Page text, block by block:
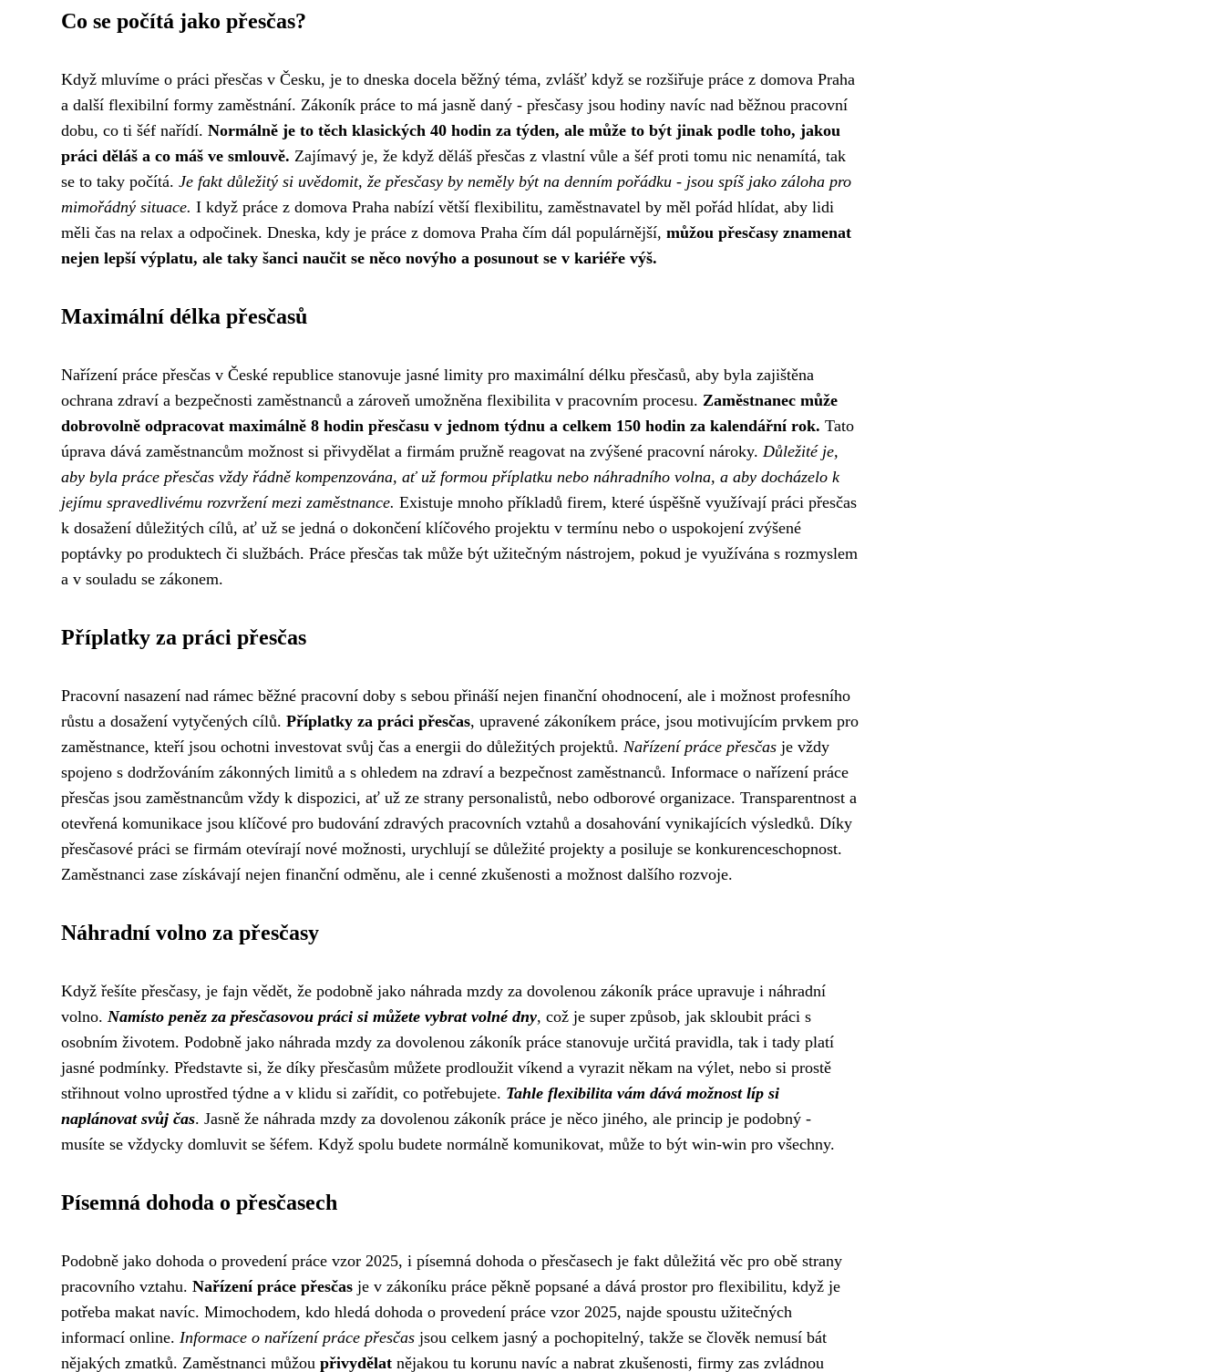
Co se počítá jako přesčas?
Když mluvíme o práci přesčas v Česku, je to dneska docela běžný téma, zvlášť když se rozšiřuje práce z domova Praha
a další flexibilní formy zaměstnání. Zákoník práce to má jasně daný - přesčasy jsou hodiny navíc nad běžnou pracovní
dobu, co ti šéf nařídí. Normálně je to těch klasických 40 hodin za týden, ale může to být jinak podle toho, jakou
práci děláš a co máš ve smlouvě. Zajímavý je, že když děláš přesčas z vlastní vůle a šéf proti tomu nic nenamítá, tak
se to taky počítá. Je fakt důležitý si uvědomit, že přesčasy by neměly být na denním pořádku - jsou spíš jako záloha pro
mimořádný situace. I když práce z domova Praha nabízí větší flexibilitu, zaměstnavatel by měl pořád hlídat, aby lidi
měli čas na relax a odpočinek. Dneska, kdy je práce z domova Praha čím dál populárnější, můžou přesčasy znamenat
nejen lepší výplatu, ale taky šanci naučit se něco novýho a posunout se v kariéře výš.
Maximální délka přesčasů
Nařízení práce přesčas v České republice stanovuje jasné limity pro maximální délku přesčasů, aby byla zajištěna
ochrana zdraví a bezpečnosti zaměstnanců a zároveň umožněna flexibilita v pracovním procesu. Zaměstnanec může
dobrovolně odpracovat maximálně 8 hodin přesčasu v jednom týdnu a celkem 150 hodin za kalendářní rok. Tato
úprava dává zaměstnancům možnost si přivydělat a firmám pružně reagovat na zvýšené pracovní nároky. Důležité je,
aby byla práce přesčas vždy řádně kompenzována, ať už formou příplatku nebo náhradního volna, a aby docházelo k
jejímu spravedlivému rozvržení mezi zaměstnance. Existuje mnoho příkladů firem, které úspěšně využívají práci přesčas
k dosažení důležitých cílů, ať už se jedná o dokončení klíčového projektu v termínu nebo o uspokojení zvýšené
poptávky po produktech či službách. Práce přesčas tak může být užitečným nástrojem, pokud je využívána s rozmyslem
a v souladu se zákonem.
Příplatky za práci přesčas
Pracovní nasazení nad rámec běžné pracovní doby s sebou přináší nejen finanční ohodnocení, ale i možnost profesního
růstu a dosažení vytyčených cílů. Příplatky za práci přesčas, upravené zákoníkem práce, jsou motivujícím prvkem pro
zaměstnance, kteří jsou ochotni investovat svůj čas a energii do důležitých projektů. Nařízení práce přesčas je vždy
spojeno s dodržováním zákonných limitů a s ohledem na zdraví a bezpečnost zaměstnanců. Informace o nařízení práce
přesčas jsou zaměstnancům vždy k dispozici, ať už ze strany personalistů, nebo odborové organizace. Transparentnost a
otevřená komunikace jsou klíčové pro budování zdravých pracovních vztahů a dosahování vynikajících výsledků. Díky
přesčasové práci se firmám otevírají nové možnosti, urychlují se důležité projekty a posiluje se konkurenceschopnost.
Zaměstnanci zase získávají nejen finanční odměnu, ale i cenné zkušenosti a možnost dalšího rozvoje.
Náhradní volno za přesčasy
Když řešíte přesčasy, je fajn vědět, že podobně jako náhrada mzdy za dovolenou zákoník práce upravuje i náhradní
volno. Namísto peněz za přesčasovou práci si můžete vybrat volné dny, což je super způsob, jak skloubit práci s
osobním životem. Podobně jako náhrada mzdy za dovolenou zákoník práce stanovuje určitá pravidla, tak i tady platí
jasné podmínky. Představte si, že díky přesčasům můžete prodloužit víkend a vyrazit někam na výlet, nebo si prostě
střihnout volno uprostřed týdne a v klidu si zařídit, co potřebujete. Tahle flexibilita vám dává možnost líp si
naplánovat svůj čas. Jasně že náhrada mzdy za dovolenou zákoník práce je něco jiného, ale princip je podobný -
musíte se vždycky domluvit se šéfem. Když spolu budete normálně komunikovat, může to být win-win pro všechny.
Písemná dohoda o přesčasech
Podobně jako dohoda o provedení práce vzor 2025, i písemná dohoda o přesčasech je fakt důležitá věc pro obě strany
pracovního vztahu. Nařízení práce přesčas je v zákoníku práce pěkně popsané a dává prostor pro flexibilitu, když je
potřeba makat navíc. Mimochodem, kdo hledá dohoda o provedení práce vzor 2025, najde spoustu užitečných
informací online. Informace o nařízení práce přesčas jsou celkem jasný a pochopitelný, takže se člověk nemusí bát
nějakých zmatků. Zaměstnanci můžou přivydělat nějakou tu korunu navíc a nabrat zkušenosti, firmy zas zvládnou